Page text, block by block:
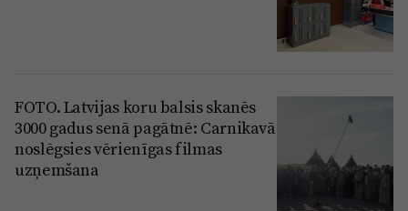
FOTO. Latvijas koru balsis skanēs
3000 gadus senā pagātnē: Carnikavā
noslēgsies vērienīgas filmas
uzņemšana